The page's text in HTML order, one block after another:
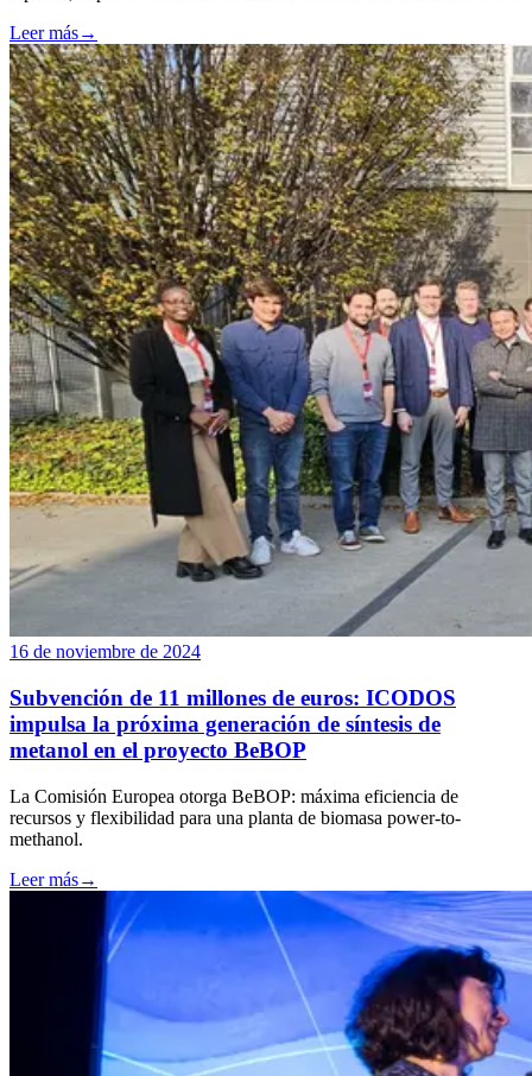
Leer más→
16 de noviembre de 2024
Subvención de 11 millones de euros: ICODOS
impulsa la próxima generación de síntesis de
metanol en el proyecto BeBOP
La Comisión Europea otorga BeBOP: máxima eficiencia de
recursos y flexibilidad para una planta de biomasa power-to-
methanol.
Leer más→